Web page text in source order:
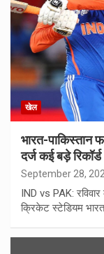
खेल
भारत-पाकिस्तान
दर्ज कई बड़े रिकॉर्ड
September 28,
IND vs PAK:
क्रिकेट स्टेडियम